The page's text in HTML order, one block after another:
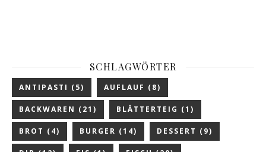
SCHLAGWÖRTER
ANTIPASTI (5) AUFLAUF (8)
BACKWAREN (21) BLÄTTERTEIG (1)
BROT (4) BURGER (14) DESSERT (9)